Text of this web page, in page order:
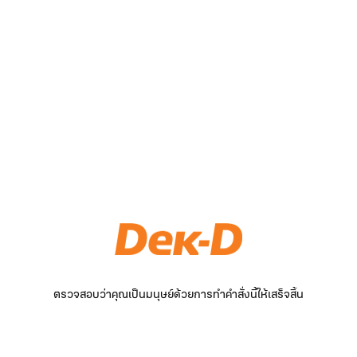
ตรวจสอบว่าคุณเป็นมนุษย์ด้วยการทำคำสั่งนี้ให้เสร็จสิ้น